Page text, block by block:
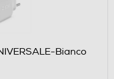
Bianco